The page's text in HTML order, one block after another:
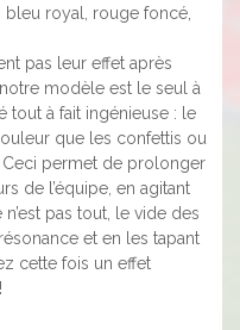
bleu royal, rouge foncé,
pas leur effet après
modèle est le seul à
tout à fait ingénieuse : le
que les confettis ou
Ceci permet de prolonger
de l’équipe, en agitant
pas tout, le vide des
et en les tapant
cette fois un effet